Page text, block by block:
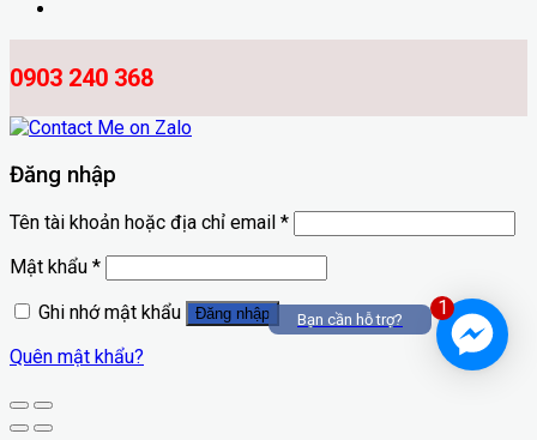
0903 240 368
1
Bạn cần hỗ trợ?
Đăng nhập
Tên tài khoản hoặc địa chỉ email *
Mật khẩu *
Ghi nhớ mật khẩu
Đăng nhập
Quên mật khẩu?